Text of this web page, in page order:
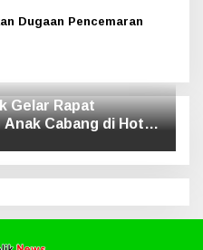
Dugaan Pencemaran
Gelar Rapat
Cabang di Hotel